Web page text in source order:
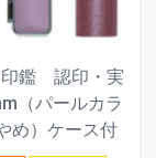
印鑑 認印・実
（パールカラ
め）ケース付